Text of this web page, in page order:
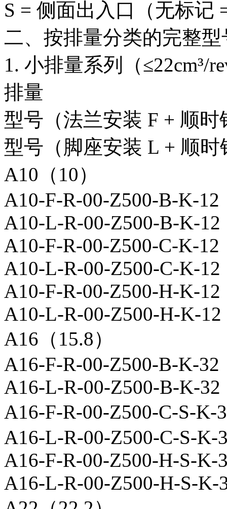
S = 侧面出入口（无标记
二、按排量分类的完整型
1. 小排量系列（≤22cm³/
排量
型号（法兰安装 F + 顺时
型号（脚座安装 L + 顺时
A10（10）
A10-F-R-00-Z500-B-K-12
A10-L-R-00-Z500-B-K-12
A10-F-R-00-Z500-C-K-12
A10-L-R-00-Z500-C-K-12
A10-F-R-00-Z500-H-K-12
A10-L-R-00-Z500-H-K-12
A16（15.8）
A16-F-R-00-Z500-B-K-32
A16-L-R-00-Z500-B-K-32
A16-F-R-00-Z500-C-S-
A16-L-R-00-Z500-C-S-K-
A16-F-R-00-Z500-H-S-K-
A16-L-R-00-Z500-H-S-K-